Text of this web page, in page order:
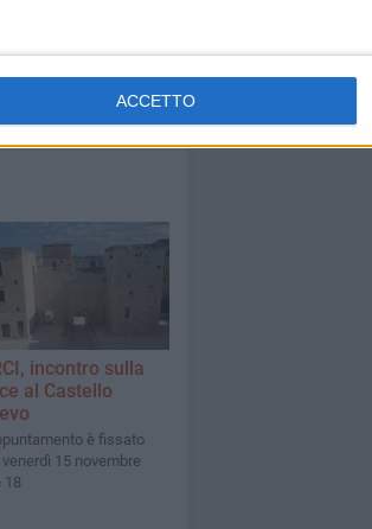
ACCETTO
incontro sulla
al Castello
è fissato
venerdì 15 novembre
18